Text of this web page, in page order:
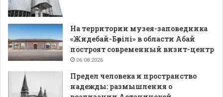
На территории музея-заповедника
«Жидебай-Бөрілі» в области Абай
построят современный визит-центр
06.08.2026
Предел человека и пространство
надежды: размышления о